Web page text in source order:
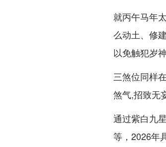
就丙午马年
么动土、修
以免触犯岁
三煞位同样
煞气,招致无
通过紫白九
等，2026年